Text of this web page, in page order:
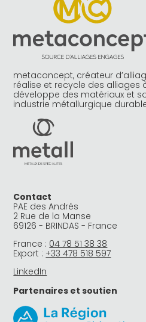
t
i
:
metaconcept, créateur
réalise et recycle des alliages
développe des matériaux et
industrie métallurgique
Contact
PAE des Andrés
2 Rue de la Manse
69126 - BRINDAS - France
France : 04 78 51 38 38
Export : +33 478 518 597
LinkedIn
Partenaires et soutien